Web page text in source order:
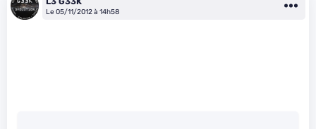
Le 05/11/2012 à 14h58